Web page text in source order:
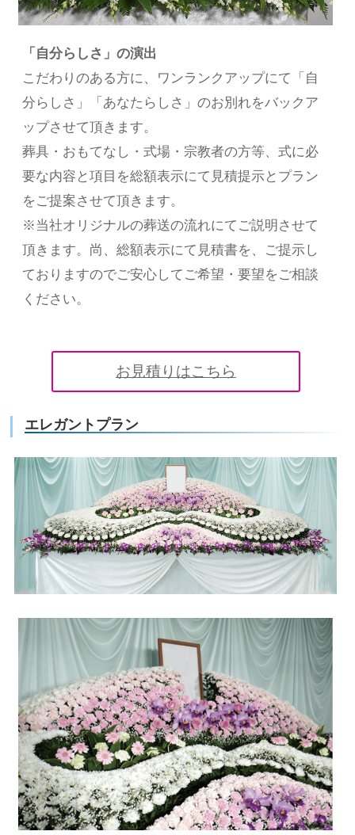
「自分らしさ」の演出
こだわりのある方に、ワンランクアップにて「自
分らしさ」「あなたらしさ」のお別れをバックア
ップさせて頂きます。
葬具・おもてなし・式場・宗教者の方等、式に必
要な内容と項目を総額表示にて見積提示とプラン
をご提案させて頂きます。
※当社オリジナルの葬送の流れにてご説明させて
頂きます。尚、総額表示にて見積書を、ご提示し
ておりますのでご安心してご希望・要望をご相談
ください。
お見積りはこちら
エレガントプラン